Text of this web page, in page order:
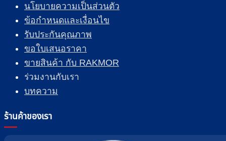
นโยบายความเป็นส่วนตัว
ข้อกำหนดและเงื่อนไข
รับประกันคุณภาพ
ขอใบเสนอราคา
ขายสินค้า กับ RAKMOR
ร่วมงานกับเรา
บทความ
ร้านค้าของเรา